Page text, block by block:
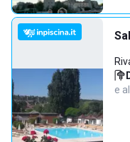
e